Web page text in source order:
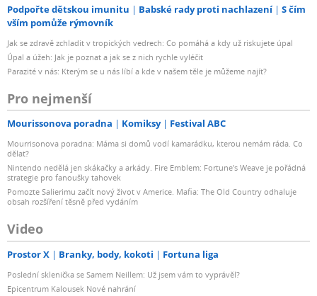
Podpořte dětskou imunitu Babské rady proti nachlazení
S čím
vším pomůže rýmovník
Jak se zdravě zchladit v tropických vedrech: Co pomáhá a kdy už riskujete úpal
Úpal a úžeh: Jak je poznat a jak se z nich rychle vyléčit
Parazité v nás: Kterým se u nás líbí a kde v našem těle je můžeme najít?
Pro nejmenší
Mourissonova poradna Komiksy Festival ABC
Mourrisonova poradna: Máma si domů vodí kamarádku, kterou nemám ráda. Co
dělat?
Nintendo nedělá jen skákačky a arkády. Fire Emblem: Fortune's Weave je pořádná
strategie pro fanoušky tahovek
Pomozte Salierimu začít nový život v Americe. Mafia: The Old Country odhaluje
obsah rozšíření těsně před vydáním
Video
Prostor X Branky, body, kokoti Fortuna liga
Poslední sklenička se Samem Neillem: Už jsem vám to vyprávěl?
Epicentrum Kalousek Nové nahrání